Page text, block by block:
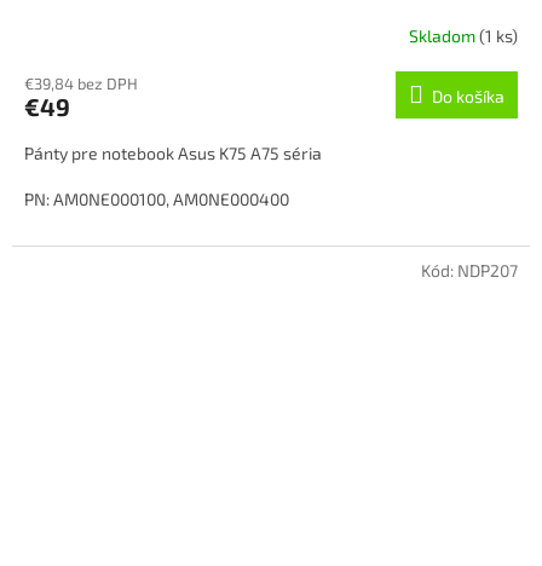
Skladom(1 ks)
€39,84 bez DPH
€49 Do košíka
Pánty pre notebook Asus K75 A75 séria
PN: AM0NE000100, AM0NE000400
Stav: Nový
Kód: NDP207